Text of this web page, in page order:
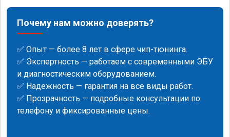
Почему нам можно доверять?
✅ Опыт — более 8 лет в сфере чип-тюнинга.
✅ Экспертность — работаем с современными ЭБУ
и диагностическим оборудованием.
✅ Надежность — гарантия на все виды работ.
✅ Прозрачность — подробные консультации по
телефону и фиксированные цены.